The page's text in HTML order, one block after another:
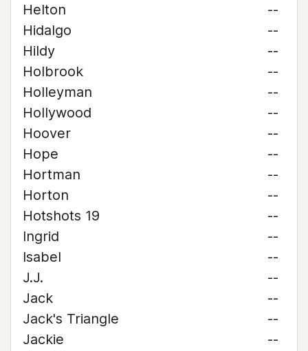
Helton
--
Hidalgo
--
Hildy
--
Holbrook
--
Holleyman
--
Hollywood
--
Hoover
--
Hope
--
Hortman
--
Horton
--
Hotshots 19
--
Ingrid
--
Isabel
--
J.J.
--
Jack
--
Jack's Triangle
--
Jackie
--